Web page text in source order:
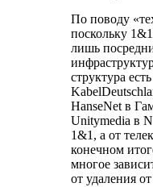
По поводу
поскольку
лишь
структура
HanseNet в
Unitymedia в
1&1, а от
конечном
многое
от удаления